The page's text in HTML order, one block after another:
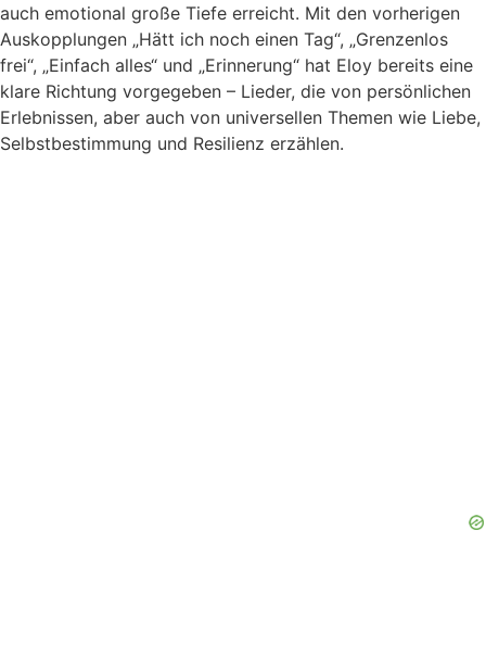
auch emotional große Tiefe erreicht. Mit den vorherigen
Auskopplungen „Hätt ich noch einen Tag“, „Grenzenlos
frei“, „Einfach alles“ und „Erinnerung“ hat Eloy bereits eine
klare Richtung vorgegeben – Lieder, die von persönlichen
Erlebnissen, aber auch von universellen Themen wie Liebe,
Selbstbestimmung und Resilienz erzählen.